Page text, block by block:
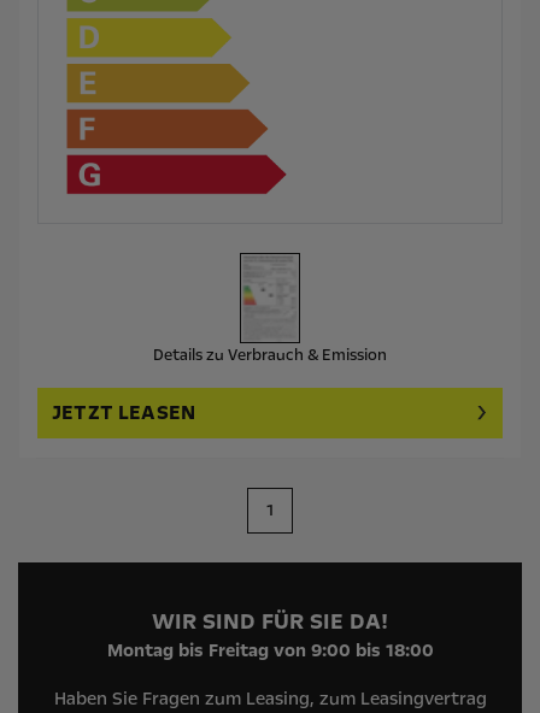
Details zu Verbrauch & Emission
JETZT LEASEN
1
WIR SIND FÜR SIE DA!
Montag bis Freitag von 9:00 bis 18:00
Haben Sie Fragen zum Leasing, zum Leasingvertrag